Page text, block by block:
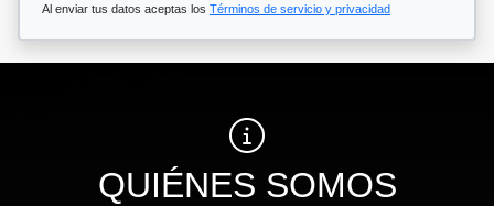
Al enviar tus datos aceptas los Términos de servicio y privacidad
QUIÉNES SOMOS